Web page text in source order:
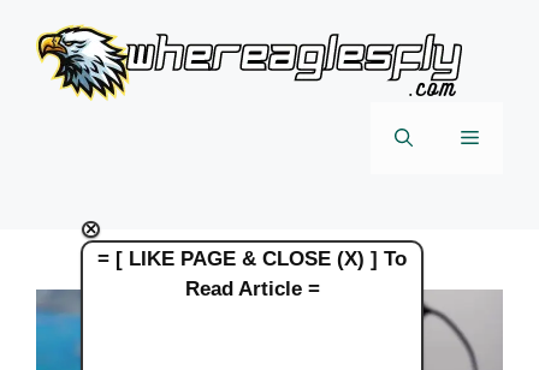
content
Menu
×
= [ LIKE PAGE & CLOSE (X) ] To
Read Article =